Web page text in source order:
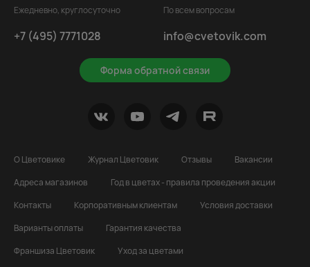
Ежедневно, круглосуточно
+7 (495) 7771028
Форма обратной связи
По всем вопросам
info@cvetovik.com
О Цветовике Журнал Цветовик Отзывы
Вакансии
Адреса магазинов
Год в цветах - правила проведения акции
Контакты
Корпоративным клиентам
Условия доставки
Варианты оплаты
Гарантия качества
Франшиза Цветовик
Уход за цветами